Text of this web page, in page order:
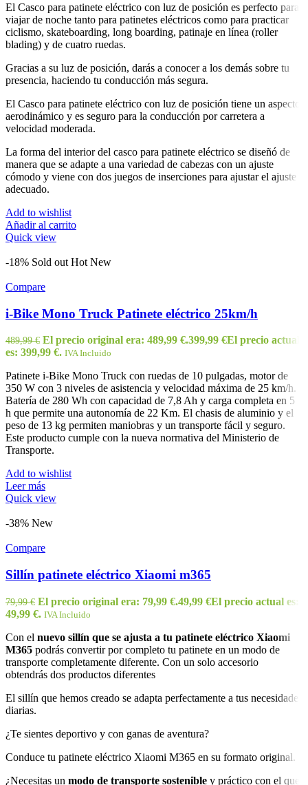
El Casco para patinete eléctrico con luz de posición es perfecto para
viajar de noche tanto para patinetes eléctricos como para practicar
ciclismo, skateboarding, long boarding, patinaje en línea (roller
blading) y de cuatro ruedas.
Gracias a su luz de posición, darás a conocer a los demás sobre tu
presencia, haciendo tu conducción más segura.
El Casco para patinete eléctrico con luz de posición tiene un aspecto
aerodinámico y es seguro para la conducción por carretera a
velocidad moderada.
La forma del interior del casco para patinete eléctrico se diseñó de
manera que se adapte a una variedad de cabezas con un ajuste
cómodo y viene con dos juegos de inserciones para ajustar el ajuste
adecuado.
Add to wishlist
Añadir al carrito
Quick view
-18% Sold out Hot New
Compare
i-Bike Mono Truck Patinete eléctrico 25km/h
489,99€ El precio original era: 489,99 €.399,99 €El precio actual
es: 399,99 €. IVA Incluido
Patinete i-Bike Mono Truck con ruedas de 10 pulgadas, motor de
350 W con 3 niveles de asistencia y velocidad máxima de 25 km/h.
Batería de 280 Wh con capacidad de 7,8 Ah y carga completa en 5
h que permite una autonomía de 22 Km. El chasis de aluminio y el
peso de 13 kg permiten maniobras y un transporte fácil y seguro.
Este producto cumple con la nueva normativa del Ministerio de
Transporte.
Add to wishlist
Leer más
Quick view
-38% New
Compare
Sillín patinete eléctrico Xiaomi m365
79,99€ El precio original era: 79,99 €.49,99 €El precio actual es:
49,99 €. IVA Incluido
Con el nuevo sillín que se ajusta a tu patinete eléctrico Xiaomi
M365 podrás convertir por completo tu patinete en un modo de
transporte completamente diferente. Con un solo accesorio
obtendrás dos productos diferentes
El sillín que hemos creado se adapta perfectamente a tus necesidades
diarias.
¿Te sientes deportivo y con ganas de aventura?
Conduce tu patinete eléctrico Xiaomi M365 en su formato original.
¿Necesitas un modo de transporte sostenible y práctico con el que